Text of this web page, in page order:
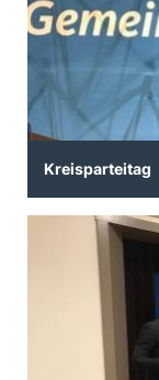
Kreisparteitag